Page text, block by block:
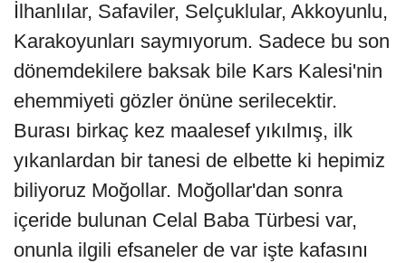
İlhanlılar, Safaviler, Selçuklular, Akkoyunlu,
Karakoyunları saymıyorum. Sadece bu son
dönemdekilere baksak bile Kars Kalesi'nin
ehemmiyeti gözler önüne serilecektir.
Burası birkaç kez maalesef yıkılmış, ilk
yıkanlardan bir tanesi de elbette ki hepimiz
biliyoruz Moğollar. Moğollar'dan sonra
içeride bulunan Celal Baba Türbesi var,
onunla ilgili efsaneler de var işte kafasını